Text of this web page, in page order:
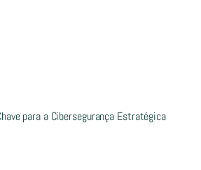
para a Cibersegurança Estratégica